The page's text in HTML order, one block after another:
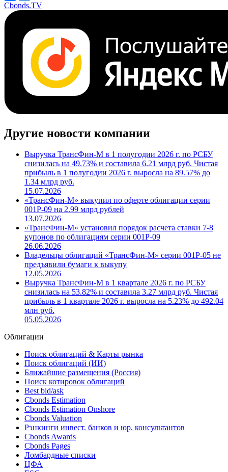
Cbonds.TV
Другие новости компании
Выручка ТрансФин-М в 1 полугодии 2026 г. по РСБУ
снизилась на 49.73% и составила 6.21 млрд руб. Чистая
прибыль в 1 полугодии 2026 г. выросла на 89.57% до
1.34 млрд руб.
15.07.2026
«ТрансФин-М» выкупил по оферте облигации серии
001Р-09 на 2.99 млрд рублей
13.07.2026
«ТрансФин-М» установил порядок расчета ставки 7-8
купонов по облигациям серии 001P-09
26.06.2026
Владельцы облигаций «ТрансФин-М» серии 001Р-05 не
предъявили бумаги к выкупу
12.05.2026
Выручка ТрансФин-М в 1 квартале 2026 г. по РСБУ
снизилась на 53.82% и составила 3.27 млрд руб. Чистая
прибыль в 1 квартале 2026 г. выросла на 5.23% до 492.04
млн руб.
05.05.2026
Облигации
Поиск облигаций & Карты рынка
Поиск облигаций (ИИ)
Ближайшие размещения (Россия)
Поиск котировок облигаций
Best bid/ask
Cbonds Estimation
Cbonds Estimation Onshore
Cbonds Valuation
Рэнкинги инвест. банков и юр. консультантов
Cbonds Awards
Cbonds Pages
Ломбардные списки
ЦФА